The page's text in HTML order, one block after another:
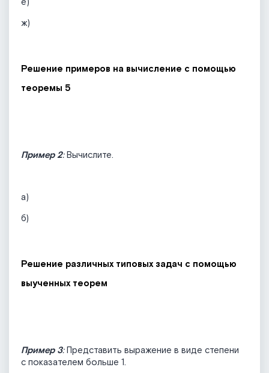
е)
ж)
Решение примеров на вычисление с помощью
теоремы 5
Пример 2:Вычислите.
а)
б)
Решение различных типовых задач с помощью
выученных теорем
Пример 3:Представить выражение в виде степени
с показателем больше 1.